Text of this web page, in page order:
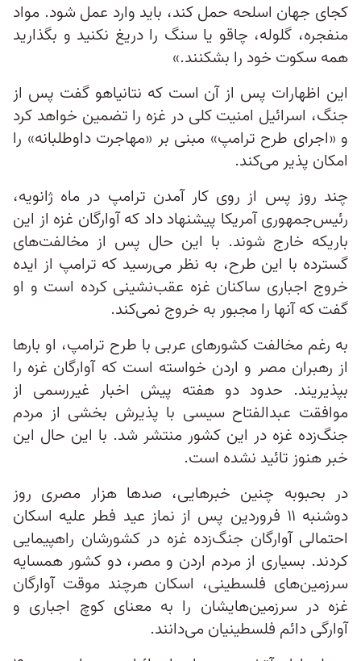
کجای جهان اسلحه حمل کند، باید وارد عمل شود. مواد
منفجره، گلوله، چاقو یا سنگ را دریغ نکنید و بگذارید
همه سکوت خود را بشکنند.»
این اظهارات پس از آن است که نتانیاهو گفت پس از
جنگ، اسرائیل امنیت کلی در غزه را تضمین خواهد کرد
و «اجرای طرح ترامپ» مبنی بر «مهاجرت داوطلبانه» را
امکان پذیر می‌کند.
چند روز پس از روی کار آمدن ترامپ در ماه ژانویه،
رئیس‌جمهوری آمریکا پیشنهاد داد که آوارگان غزه از این
باریکه خارج شوند. با این حال پس از مخالفت‌های
گسترده با این طرح، به نظر می‌رسید که ترامپ از ایده
خروج اجباری ساکنان غزه عقب‌نشینی کرده است و او
گفت که آنها را مجبور به خروج نمی‌کند.
به رغم مخالفت کشورهای عربی با طرح ترامپ، او بارها
از رهبران مصر و اردن خواسته است که آوارگان غزه را
بپذیریند. حدود دو هفته پیش اخبار غیررسمی از
موافقت عبدالفتاح سیسی با پذیرش بخشی از مردم
جنگ‌زده غزه در این کشور منتشر شد. با این حال این
خبر هنوز تائید نشده است.
در بحبوبه چنین خبرهایی، صدها هزار مصری روز
دوشنبه ۱۱ فروردین پس از نماز عید فطر علیه اسکان
احتمالی آوارگان جنگ‌زده غزه در کشورشان راهپیمایی
کردند. بسیاری از مردم اردن و مصر، دو کشور همسایه
سرزمین‌های فلسطینی، اسکان هرچند موقت آوارگان
غزه در سرزمین‌هایشان را به معنای کوچ‌ اجباری و
آوارگی دائم فلسطینیان می‌دانند.